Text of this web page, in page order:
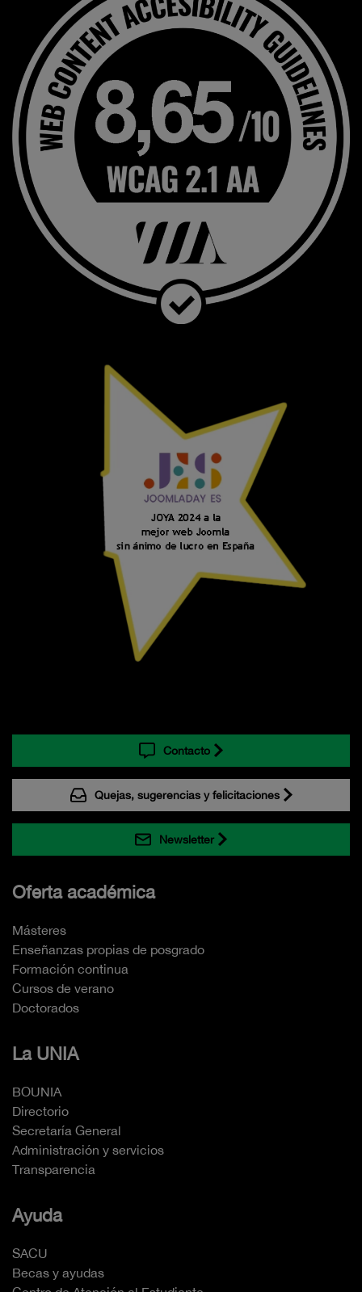
Contacto
Quejas, sugerencias y felicitaciones
Newsletter
Oferta académica
Másteres
Enseñanzas propias de posgrado
Formación continua
Cursos de verano
Doctorados
La UNIA
BOUNIA
Directorio
Secretaría General
Administración y servicios
Transparencia
Ayuda
SACU
Becas y ayudas